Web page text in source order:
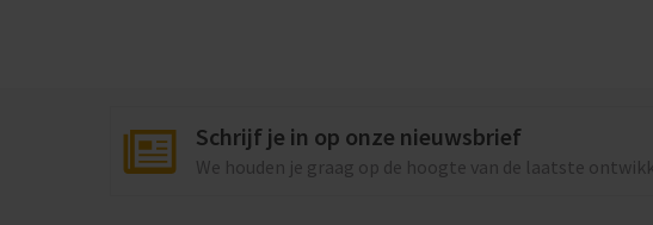
Schrijf je in op onze nieuwsbrief
We houden je graag op de hoogte van de laatste